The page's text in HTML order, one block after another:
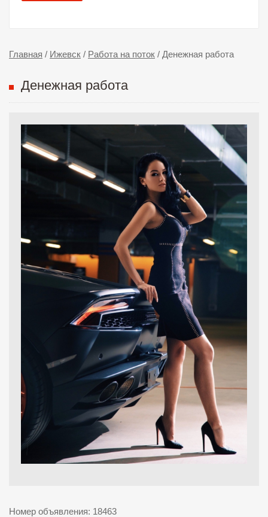
Главная / Ижевск / Работа на поток / Денежная работа
Денежная работа
Номер объявления: 18463